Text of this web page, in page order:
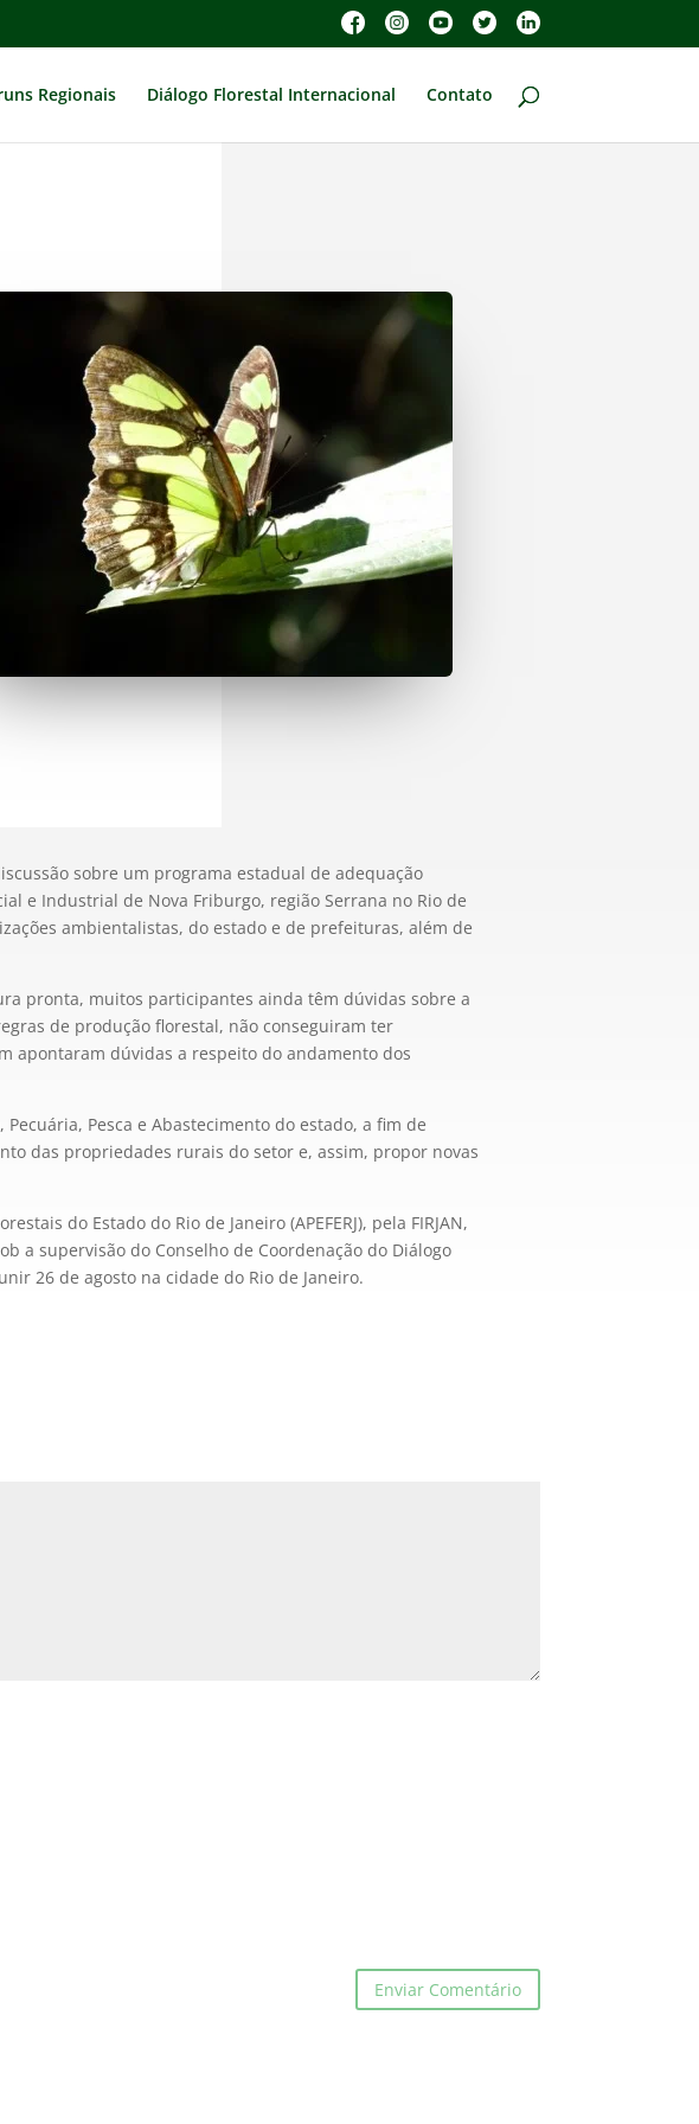
Regionais Diálogo Florestal Internacional Contato
sobre um programa estadual de adequação
e Industrial de Nova Friburgo, região Serrana no Rio de
ambientalistas, do estado e de prefeituras, além de
pronta, muitos participantes ainda têm dúvidas sobre a
de produção florestal, não conseguiram ter
apontaram dúvidas a respeito do andamento dos
Pesca e Abastecimento do estado, a fim de
das propriedades rurais do setor e, assim, propor novas
do Estado do Rio de Janeiro (APEFERJ), pela FIRJAN,
a supervisão do Conselho de Coordenação do Diálogo
26 de agosto na cidade do Rio de Janeiro.